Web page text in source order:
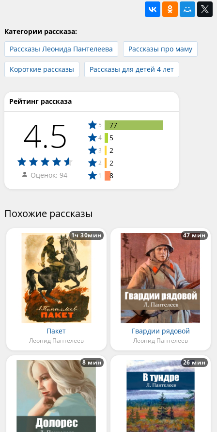
Категории рассказа:
Рассказы Леонида Пантелеева
Рассказы про маму
Короткие рассказы Рассказы для детей 4 лет
Рейтинг рассказа
4.5
Оценок: 94
5 77
4 5
3 2
2 2
1 8
Похожие рассказы
Пакет
Леонид Пантелеев
1ч 30мин
Гвардии рядовой
Леонид Пантелеев
47 мин
8 мин 26 мин